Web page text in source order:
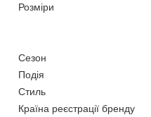
Розміри
Сезон
Подія
Стиль
Країна реєстрації бренду